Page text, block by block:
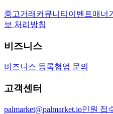
중고거래 커뮤니티 이벤트매너
보 처리방침
비즈니스
비즈니스 등록협업 문의
고객센터
palmarket@palmarket.io민원 접